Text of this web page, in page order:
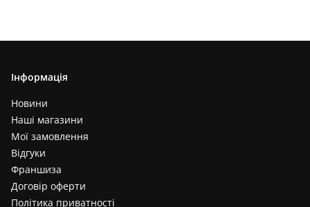
Інформація
Новини
Наші магазини
Мої замовлення
Відгуки
Франшиза
Договір оферти
Політика приватності